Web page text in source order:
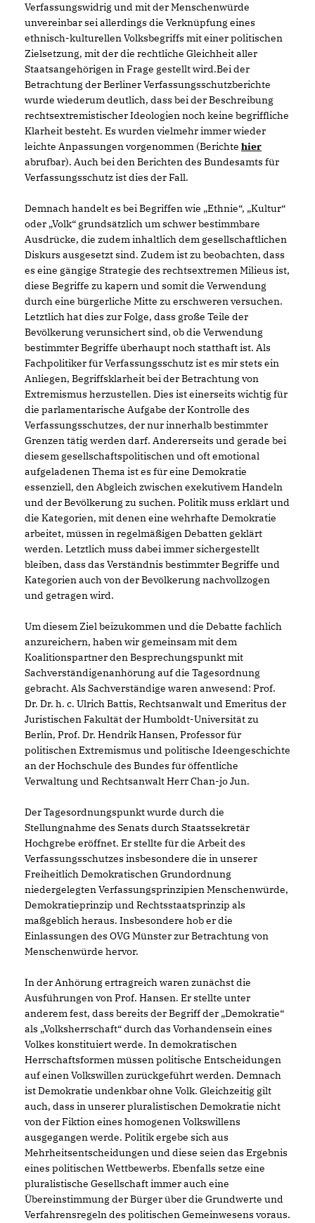
Verfassungswidrig und mit der Menschenwürde
unvereinbar sei allerdings die Verknüpfung eines
ethnisch-kulturellen Volksbegriffs mit einer politischen
Zielsetzung, mit der die rechtliche Gleichheit aller
Staatsangehörigen in Frage gestellt wird.Bei der
Betrachtung der Berliner Verfassungsschutzberichte
wurde wiederum deutlich, dass bei der Beschreibung
rechtsextremistischer Ideologien noch keine begriffliche
Klarheit besteht. Es wurden vielmehr immer wieder
leichte Anpassungen vorgenommen (Berichte hier
abrufbar). Auch bei den Berichten des Bundesamts für
Verfassungsschutz ist dies der Fall.
Demnach handelt es bei Begriffen wie „Ethnie“, „Kultur“
oder „Volk“ grundsätzlich um schwer bestimmbare
Ausdrücke, die zudem inhaltlich dem gesellschaftlichen
Diskurs ausgesetzt sind. Zudem ist zu beobachten, dass
es eine gängige Strategie des rechtsextremen Milieus ist,
diese Begriffe zu kapern und somit die Verwendung
durch eine bürgerliche Mitte zu erschweren versuchen.
Letztlich hat dies zur Folge, dass große Teile der
Bevölkerung verunsichert sind, ob die Verwendung
bestimmter Begriffe überhaupt noch statthaft ist. Als
Fachpolitiker für Verfassungsschutz ist es mir stets ein
Anliegen, Begriffsklarheit bei der Betrachtung von
Extremismus herzustellen. Dies ist einerseits wichtig für
die parlamentarische Aufgabe der Kontrolle des
Verfassungsschutzes, der nur innerhalb bestimmter
Grenzen tätig werden darf. Andererseits und gerade bei
diesem gesellschaftspolitischen und oft emotional
aufgeladenen Thema ist es für eine Demokratie
essenziell, den Abgleich zwischen exekutivem Handeln
und der Bevölkerung zu suchen. Politik muss erklärt und
die Kategorien, mit denen eine wehrhafte Demokratie
arbeitet, müssen in regelmäßigen Debatten geklärt
werden. Letztlich muss dabei immer sichergestellt
bleiben, dass das Verständnis bestimmter Begriffe und
Kategorien auch von der Bevölkerung nachvollzogen
und getragen wird.
Um diesem Ziel beizukommen und die Debatte fachlich
anzureichern, haben wir gemeinsam mit dem
Koalitionspartner den Besprechungspunkt mit
Sachverständigenanhörung auf die Tagesordnung
gebracht. Als Sachverständige waren anwesend: Prof.
Dr. Dr. h. c. Ulrich Battis, Rechtsanwalt und Emeritus der
Juristischen Fakultät der Humboldt-Universität zu
Berlin, Prof. Dr. Hendrik Hansen, Professor für
politischen Extremismus und politische Ideengeschichte
an der Hochschule des Bundes für öffentliche
Verwaltung und Rechtsanwalt Herr Chan-jo Jun.
Der Tagesordnungspunkt wurde durch die
Stellungnahme des Senats durch Staatssekretär
Hochgrebe eröffnet. Er stellte für die Arbeit des
Verfassungsschutzes insbesondere die in unserer
Freiheitlich Demokratischen Grundordnung
niedergelegten Verfassungsprinzipien Menschenwürde,
Demokratieprinzip und Rechtsstaatsprinzip als
maßgeblich heraus. Insbesondere hob er die
Einlassungen des OVG Münster zur Betrachtung von
Menschenwürde hervor.
In der Anhörung ertragreich waren zunächst die
Ausführungen von Prof. Hansen. Er stellte unter
anderem fest, dass bereits der Begriff der „Demokratie“
als „Volksherrschaft“ durch das Vorhandensein eines
Volkes konstituiert werde. In demokratischen
Herrschaftsformen müssen politische Entscheidungen
auf einen Volkswillen zurückgeführt werden. Demnach
ist Demokratie undenkbar ohne Volk. Gleichzeitig gilt
auch, dass in unserer pluralistischen Demokratie nicht
von der Fiktion eines homogenen Volkswillens
ausgegangen werde. Politik ergebe sich aus
Mehrheitsentscheidungen und diese seien das Ergebnis
eines politischen Wettbewerbs. Ebenfalls setze eine
pluralistische Gesellschaft immer auch eine
Übereinstimmung der Bürger über die Grundwerte und
Verfahrensregeln des politischen Gemeinwesens voraus.